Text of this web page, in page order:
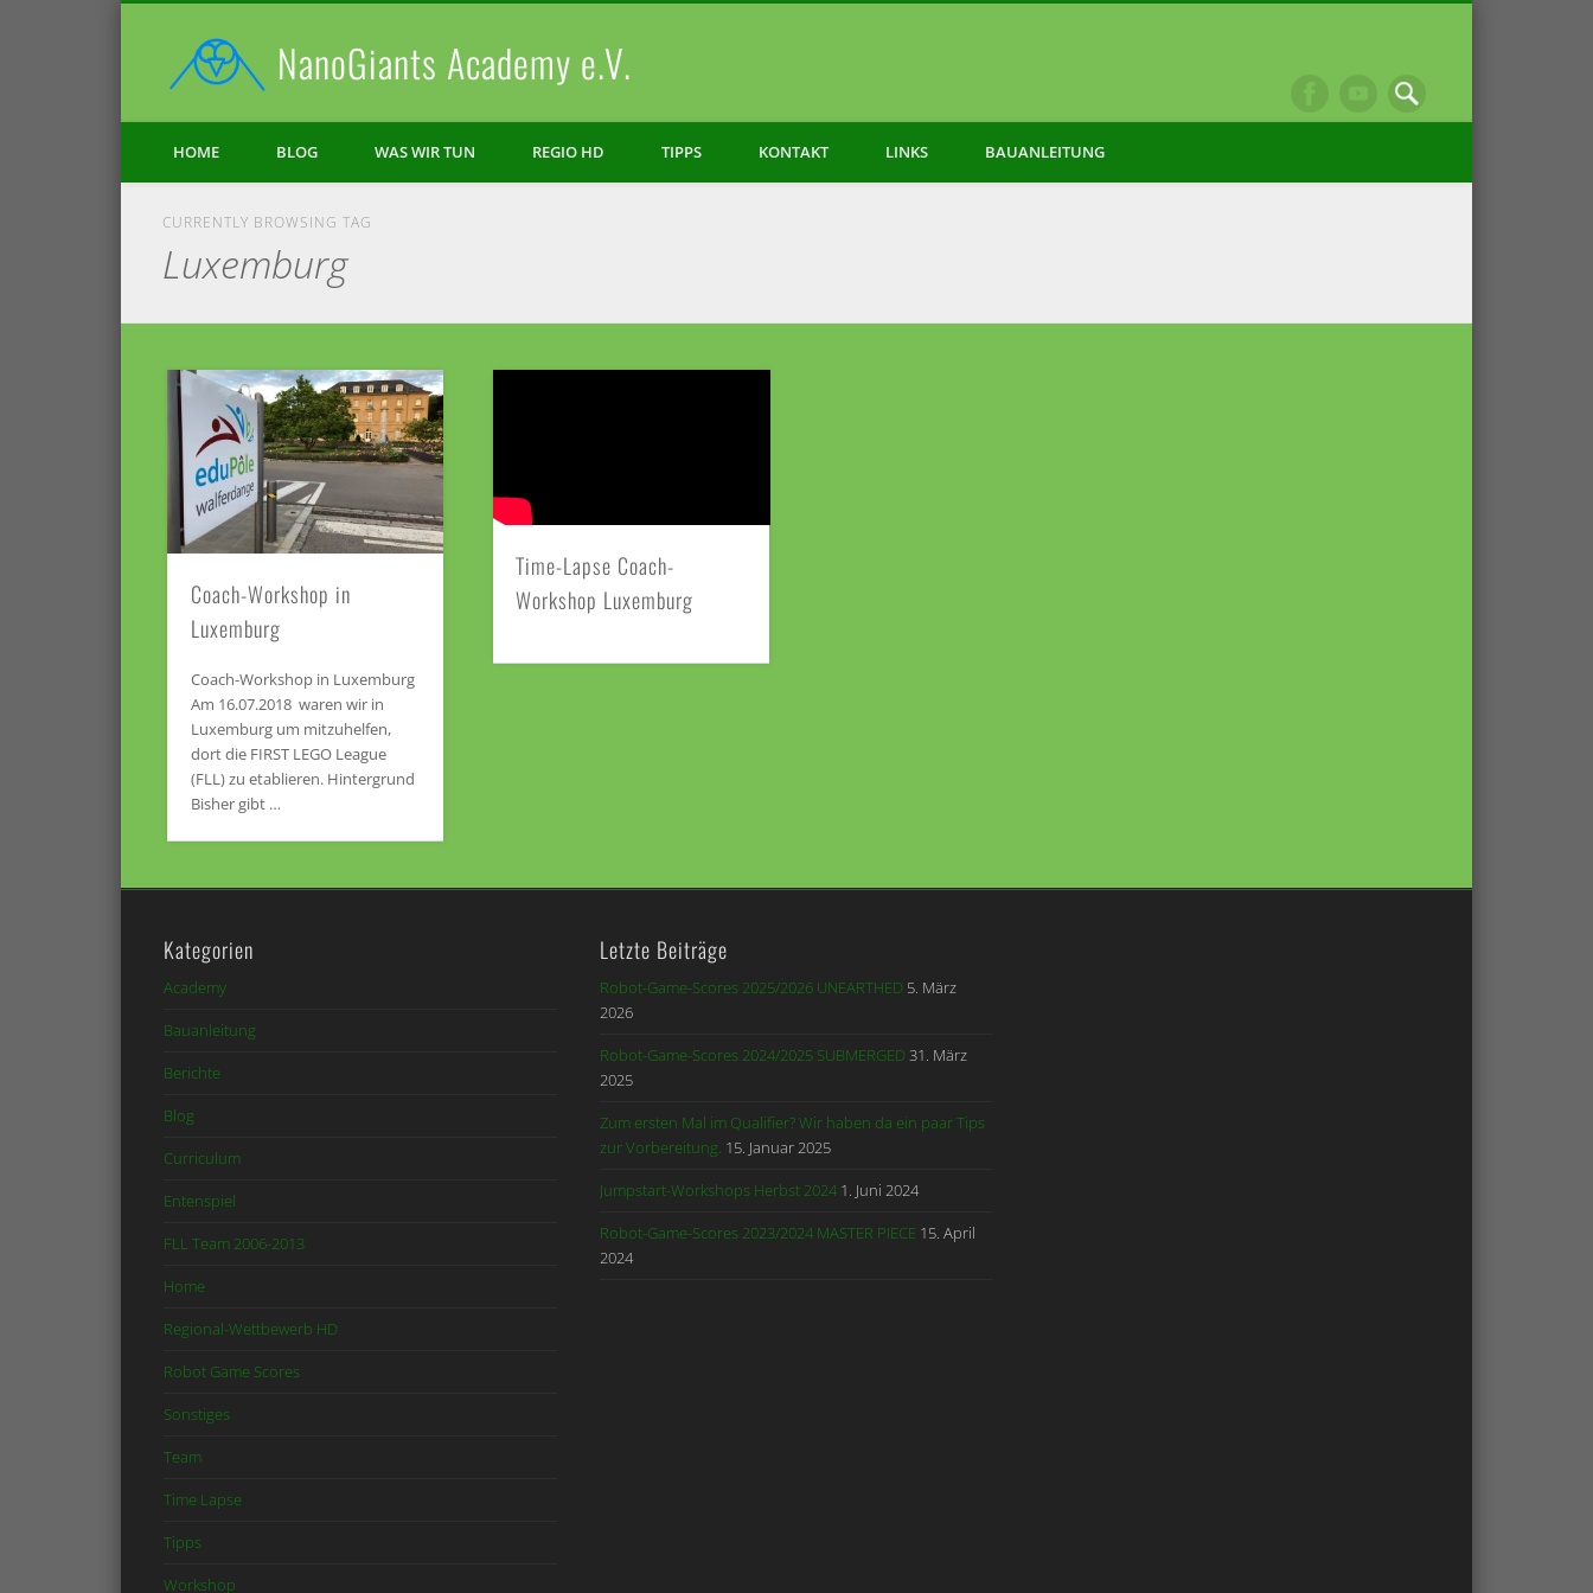
NanoGiants Academy e.V.
FacebookVimeo
HOME BLOG WAS WIR TUN REGIO HD TIPPS KONTAKT LINKS BAUANLEITUNG
CURRENTLY BROWSING TAG
Luxemburg
Coach-Workshop in
Luxemburg
Coach-Workshop in Luxemburg
Am 16.07.2018 waren wir in
Luxemburg um mitzuhelfen,
dort die FIRST LEGO League
(FLL) zu etablieren. Hintergrund
Bisher gibt …
Time-Lapse Coach-
Workshop Luxemburg
Kategorien
Academy
Bauanleitung
Berichte
Blog
Curriculum
Entenspiel
FLL Team 2006-2013
Home
Regional-Wettbewerb HD
Robot Game Scores
Sonstiges
Team
Time Lapse
Tipps
Workshop
Letzte Beiträge
Robot-Game-Scores 2025/2026 UNEARTHED 5. März
2026
Robot-Game-Scores 2024/2025 SUBMERGED31. März
2025
Zum ersten Mal im Qualifier? Wir haben da ein paar Tips
zur Vorbereitung. 15. Januar 2025
Jumpstart-Workshops Herbst 2024 1. Juni 2024
Robot-Game-Scores 2023/2024 MASTER PIECE 15. April
2024